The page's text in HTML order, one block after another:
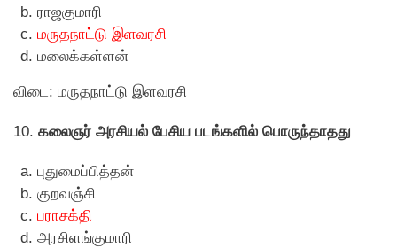
ராஜகுமாரி
மருதநாட்டு இளவரசி
மலைக்கள்ளன்
விடை: மருதநாட்டு இளவரசி
10. கலைஞர் அரசியல் பேசிய படங்களில் பொருந்தாதது
புதுமைப்பித்தன்
குறவஞ்சி
பராசக்தி
அரசிளங்குமாரி